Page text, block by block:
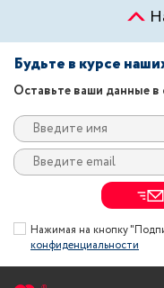
Будьте в курсе
Оставьте ваши данные
Нажимая на кнопку
конфиденциальности